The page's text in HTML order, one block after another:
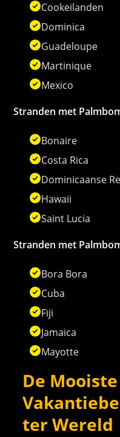
Cookeilanden
Dominica
Guadeloupe
Martinique
Mexico
Stranden met
Bonaire
Costa Rica
Dominicaanse
Hawaii
Saint Lucia
Stranden met
Bora Bora
Cuba
Fiji
Jamaica
Mayotte
De Mooiste
ter Wereld